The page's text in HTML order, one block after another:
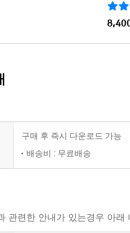
이션한 폐쇄 공간에서
운 우주생성론』
이라는 비유를 통해 파헤
서문집을 펴내며 저자
구매 후 즉시 다운로드 가능
배송비 : 무료배송
관련한 안내가 있는경우 아